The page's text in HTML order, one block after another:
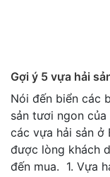
Gợi ý 5 vựa hải
Nói đến biển các
sản tươi ngon
các vựa hải sản ở
được lòng khách
đến mua. 1. Vựa